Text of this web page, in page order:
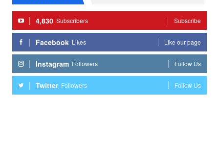
4,830 Subscribers Subscribe
Facebook Likes Like our page
Instagram Followers Follow Us
Twitter Followers Follow Us